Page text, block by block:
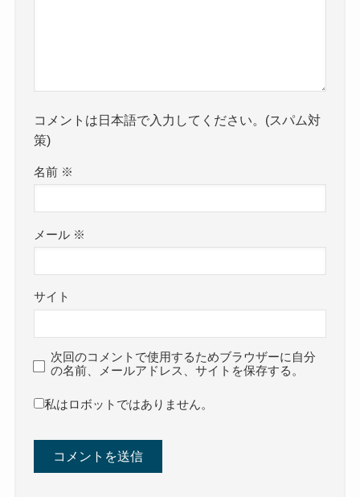
コメントは日本語で入力してください。(スパム対
策)
名前 ※
メール ※
サイト
次回のコメントで使用するためブラウザーに自分
の名前、メールアドレス、サイトを保存する。
私はロボットではありません。